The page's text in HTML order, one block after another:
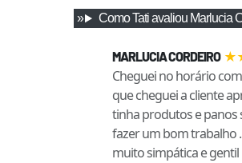
ComoTatiavaliou Marlucia
MARLUCIA CORDEIRO ★
Cheguei no horário
que cheguei a cliente
tinha produtos e panos
fazer um bom trabalho .
muito simpática e gentil